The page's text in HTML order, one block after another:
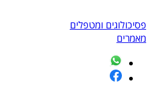
פסיכולוגים ומטפלים
מאמרים